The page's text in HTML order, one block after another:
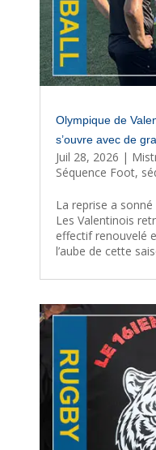
Olympique de
s’ouvre avec de
Juil 28, 2026 |
Séquence Foot,
La reprise a sonné
Les Valentinois
effectif renouvelé
l’aube de cette